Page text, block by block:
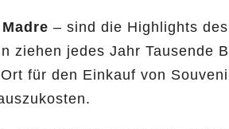
– sind die Highlights
ziehen jedes Jahr Tausende
für den Einkauf von